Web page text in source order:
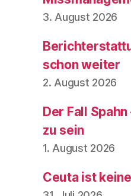
3. August 2026
schon weiter
2. August 2026
Der Fall
zu sein
1. August 2026
Ceuta ist